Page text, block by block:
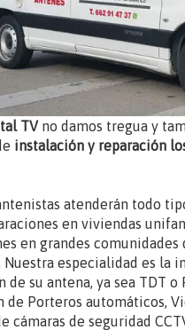
TVno damos tregua y
instalación y reparación
atenderán todo
en viviendas
en grandes comunidades
Nuestra especialidad es la
de su antena, ya sea TDT o
de Porteros automáticos,
cámaras de seguridad